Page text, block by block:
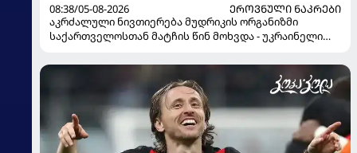
08:38/05-08-2026
ᲔᲠᲝᲕᲜᲣᲚᲘ ᲜᲐᲙᲠᲔᲑᲘ
აკრძალული ნივთიერება მუდრიკის ორგანიზმი
საქართველოსთან მატჩის წინ მოხვდა - უკრაინელი
ინფორმაციას ავრცელებს